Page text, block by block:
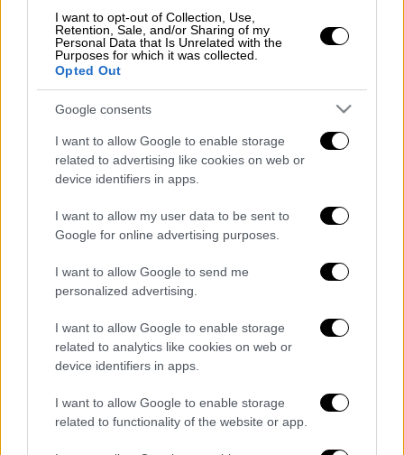
I want to opt-out of Collection, Use,
Retention, Sale, and/or Sharing of my
Personal Data that Is Unrelated with the
Purposes for which it was collected.
Opted Out
Google consents
I want to allow Google to enable storage
related to advertising like cookies on web or
device identifiers in apps.
I want to allow my user data to be sent to
Google for online advertising purposes.
I want to allow Google to send me
personalized advertising.
I want to allow Google to enable storage
related to analytics like cookies on web or
device identifiers in apps.
I want to allow Google to enable storage
related to functionality of the website or app.
Ελλάδα|12.11.2024 18:12
Συναγερμός στη Μαγνησία για νέο
κρούσμα ευλογιάς σε κτηνοτροφική
μονάδα
«Σήμερα το πρωί, σε μια πτέρυγα του
ξέσπασανσοβαρά επεισόδια μεταξύ
κρατούμενων, μεπροκαταρκτικό
15 νεκρούς και 14 τραυματίες», ανέφερε η
SNAI σε δελτίο Τύπου.
Διαβάστε ακόμη
Kadebostany στο ethnos.gr: «Κάποτε
αδυναμία, τώρα το βλέπω ως δύναμη»